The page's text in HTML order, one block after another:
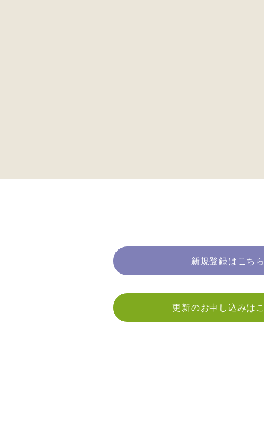
新規登録はこち
更新のお申し込みは